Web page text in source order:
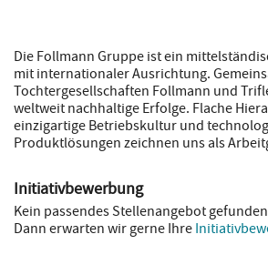
Die Follmann Gruppe ist ein
mit internationaler Ausrichtung.
Tochtergesellschaften Follmann und
weltweit nachhaltige Erfolge. Flache
einzigartige Betriebskultur und
Produktlösungen zeichnen uns als
Initiativbewerbung
Kein passendes Stellenangebot
Dann erwarten wir gerne Ihre